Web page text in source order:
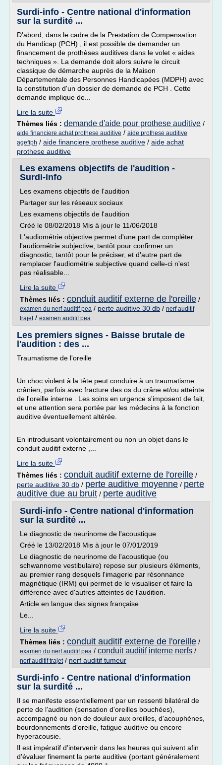
Surdi-info - Centre national d'information
sur la surdité ...
D'abord, dans le cadre de la Prestation de Compensation
du Handicap (PCH) , il est possible de demander un
financement de prothèses auditives dans le volet « aides
techniques ». La demande doit alors suivre le circuit
classique de démarche auprès de la Maison
Départementale des Personnes Handicapées (MDPH) avec
la constitution d'un dossier de demande de PCH . Cette
demande implique de...
Lire la suite
Thèmes liés : demande d'aide pour prothese auditive /
aide financiere achat prothese auditive / aide prothese auditive
agefiph / aide financiere prothese auditive / aide achat
prothese auditive
Les examens objectifs de l'audition -
Surdi-info
Les examens objectifs de l'audition
Partager sur les réseaux sociaux
Les examens objectifs de l'audition
Créé le 08/02/2018 Mis à jour le 11/06/2018
L'audiométrie objective permet d'une part de compléter
l'audiométrie subjective, tantôt pour confirmer un
diagnostic, tantôt pour le préciser, et d'autre part de
remplacer l'audiométrie subjective quand celle-ci n'est
pas réalisable...
Lire la suite
Thèmes liés : conduit auditif externe de l'oreille /
examen du nerf auditif pea / perte auditive 30 db / nerf auditif
trajet/ examen auditif pea
Les premiers signes - Baisse brutale de
l'audition : des ...
Traumatisme de l'oreille
Un choc violent à la tête peut conduire à un traumatisme
crânien, parfois avec fracture des os du crâne et/ou atteinte
de l'oreille interne . Les soins en urgence s'imposent de fait,
et une attention sera portée par les médecins à la fonction
auditive éventuellement altérée.
En introduisant volontairement ou non un objet dans le
conduit auditif externe ,...
Lire la suite
Thèmes liés : conduit auditif externe de l'oreille /
perte auditive 30 db / perte auditive moyenne / perte
auditive due au bruit / perte auditive
Surdi-info - Centre national d'information
sur la surdité ...
Le diagnostic de neurinome de l'acoustique
Créé le 13/02/2018 Mis à jour le 07/01/2019
Le diagnostic de neurinome de l'acoustique (ou
schwannome vestibulaire) repose sur plusieurs éléments,
au premier rang desquels l'imagerie par résonnance
magnétique (IRM) qui permet de le visualiser et faire la
différence avec d'autres atteintes de l'audition.
Article en langue des signes française
Le...
Lire la suite
Thèmes liés : conduit auditif externe de l'oreille /
examen du nerf auditif pea / conduit auditif interne nerfs /
nerf auditif trajet/ nerf auditif tumeur
Surdi-info - Centre national d'information
sur la surdité ...
Il se manifeste essentiellement par un ressenti bilatéral de
perte de l'audition (sensation d'oreilles bouchées),
accompagné ou non de douleur aux oreilles, d'acouphènes,
bourdonnements d'oreille, fatigue auditive ou encore
hyperacousie.
Il est impératif d'intervenir dans les heures qui suivent afin
d'évaluer finement la perte auditive (portant généralement